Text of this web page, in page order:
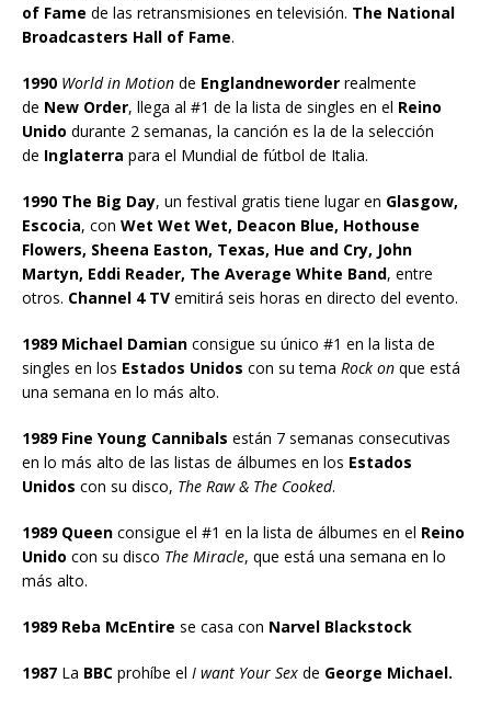
of Fame de las retransmisiones en televisión. The National
Broadcasters Hall of Fame.
1990 World in Motion de Englandneworder realmente
de New Order, llega al #1 de la lista de singles en el Reino
Unido durante 2 semanas, la canción es la de la selección
de Inglaterra para el Mundial de fútbol de Italia.
1990 The Big Day, un festival gratis tiene lugar en Glasgow,
Escocia, con Wet Wet Wet, Deacon Blue, Hothouse
Flowers, Sheena Easton, Texas, Hue and Cry, John
Martyn, Eddi Reader, The Average White Band, entre
otros. Channel 4 TV emitirá seis horas en directo del evento.
1989 Michael Damian consigue su único #1 en la lista de
singles en los Estados Unidos con su tema Rock on que está
una semana en lo más alto.
1989 Fine Young Cannibals están 7 semanas consecutivas
en lo más alto de las listas de álbumes en los Estados
Unidos con su disco, The Raw & The Cooked.
1989 Queen consigue el #1 en la lista de álbumes en el Reino
Unido con su disco The Miracle, que está una semana en lo
más alto.
1989 Reba McEntire se casa con Narvel Blackstock
1987 La BBC prohíbe el I want Your Sex de George Michael.